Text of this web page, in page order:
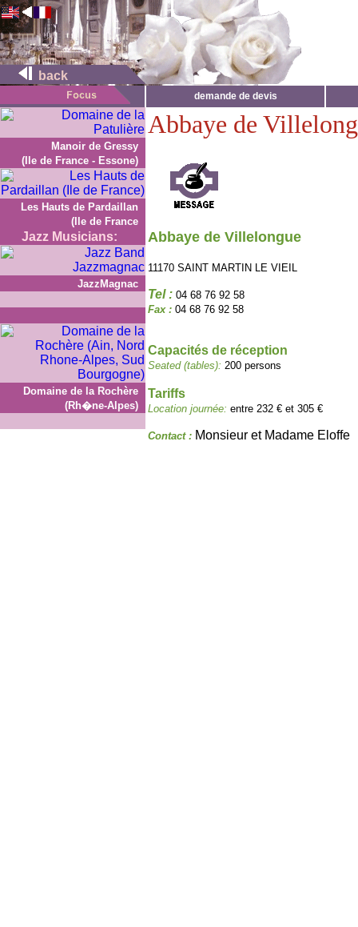
back
demande de devis
Manoir de Gressy
(Ile de France - Essone)
Les Hauts de Pardaillan
(Ile de France
Jazz Musicians:
JazzMagnac
Domaine de la Rochère
(Rh�ne-Alpes)
Abbaye de
Abbaye de Villelongue
11170 SAINT MARTIN LE VIEIL
Tel : 04 68 76 92 58
Fax : 04 68 76 92 58
Capacités de réception
Seated (tables): 200 persons
Tariffs
Location journée: entre 232 € et 305 €
Contact : Monsieur et Madame Eloffe